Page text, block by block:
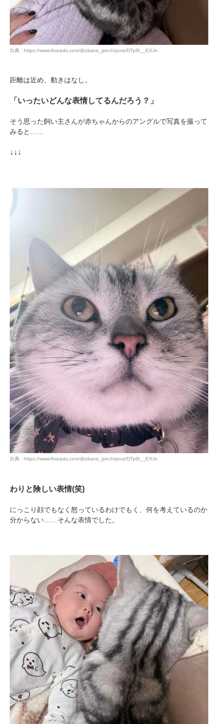
出典 : https://www.threads.com/@okane_pinch/post/DTp9l__EXJn
距離は近め、動きはなし。
「いったいどんな表情してるんだろう？」
そう思った飼い主さんが赤ちゃんからのアングルで写真を撮って
みると……
↓↓↓
出典 : https://www.threads.com/@okane_pinch/post/DTp9l__EXJn
わりと険しい表情(笑)
にっこり顔でもなく怒っているわけでもく、何を考えているのか
分からない……そんな表情でした。
pecodogs
いぬ部をフォロー
pecocats
ねこ部をフォロー
PECOアプリをダウンロード済みの方
アプリで開く
アプリをダウンロードする